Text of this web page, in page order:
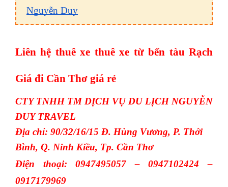
Nguyễn Duy
Liên hệ thuê xe thuê xe từ bến tàu Rạch
Giá đi Cần Thơ giá rẻ
CTY TNHH TM DỊCH VỤ DU LỊCH NGUYỄN
DUY TRAVEL
Địa chỉ: 90/32/16/15 Đ. Hùng Vương, P. Thới
Bình, Q. Ninh Kiều, Tp. Cần Thơ
Điện thoại: 0947495057 – 0947102424 –
0917179969